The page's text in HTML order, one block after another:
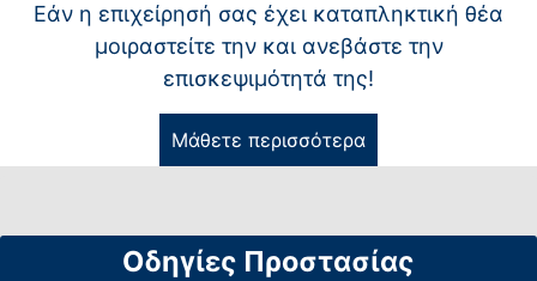
Εάν η επιχείρησή σας έχει καταπληκτική θέα
μοιραστείτε την και ανεβάστε την
επισκεψιμότητά της!
Μάθετε περισσότερα
Οδηγίες Προστασίας